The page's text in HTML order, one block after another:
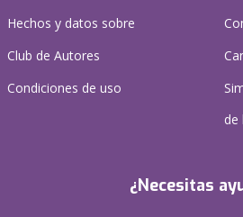
Hechos y datos sobre
Club de Autores
Condiciones de uso
de
¿Necesitas